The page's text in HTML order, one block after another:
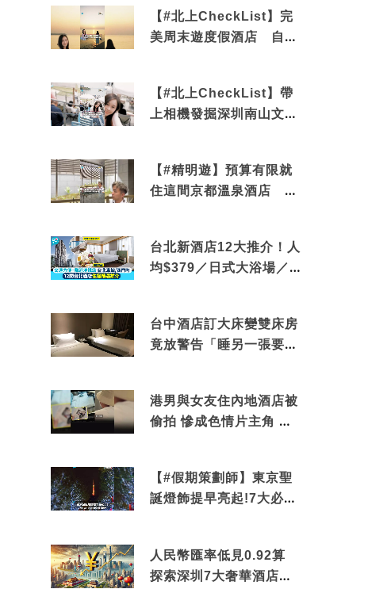
【#北上CheckList】完
美周末遊度假酒店 自帶
【#北上CheckList】帶
上相機發掘深圳南山文藝
【#精明遊】預算有限就
住這間京都溫泉酒店 車
台北新酒店12大推介！人
均$379／日式大浴場／1
台中酒店訂大床變雙床房
竟放警告「睡另一張要加
港男與女友住內地酒店被
偷拍 慘成色情片主角 鏡
【#假期策劃師】東京聖
誕燈飾提早亮起!7大必去
人民幣匯率低見0.92算
探索深圳7大奢華酒店體